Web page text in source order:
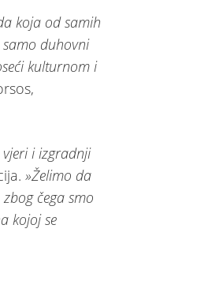
koja od samih
duhovni
kulturnom i
i izgradnji
»Želimo da
čega smo
kojoj se